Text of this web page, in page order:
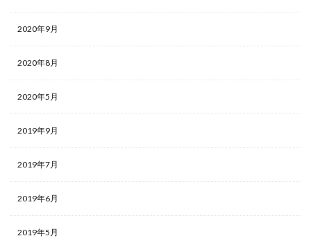
2020年9月
2020年8月
2020年5月
2019年9月
2019年7月
2019年6月
2019年5月